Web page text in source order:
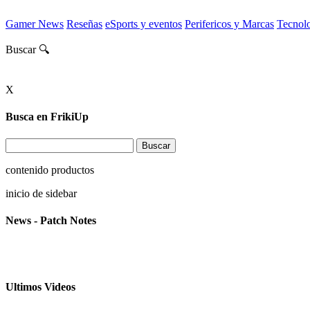
Gamer News Reseñas eSports y eventos Perifericos y Marcas
Buscar 🔍
X
Busca en FrikiUp
contenido productos
inicio de sidebar
News - Patch Notes
Ultimos Videos